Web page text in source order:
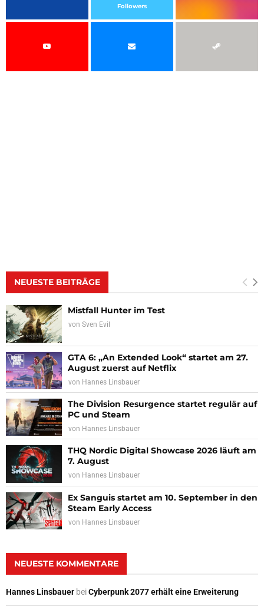
Followers
NEUESTE BEITRÄGE
Mistfall Hunter im Test
von Sven Evil
GTA 6: „An Extended Look“ startet am 27.
August zuerst auf Netflix
von Hannes Linsbauer
The Division Resurgence startet regulär auf
PC und Steam
von Hannes Linsbauer
THQ Nordic Digital Showcase 2026 läuft am
7. August
von Hannes Linsbauer
Ex Sanguis startet am 10. September in den
Steam Early Access
von Hannes Linsbauer
NEUESTE KOMMENTARE
Hannes Linsbauer beiCyberpunk 2077 erhält eine Erweiterung